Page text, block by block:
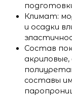
Климат:
и осадки
Состав
составы